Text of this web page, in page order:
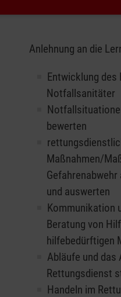
Anlehnung an die
Entwicklung des
Notfallsanitäter
bewerten
Maßnahmen/
und auswerten
Kommunikation
Beratung von
hilfebedürftigen
Abläufe und das
Rettungsdienst
Handeln im